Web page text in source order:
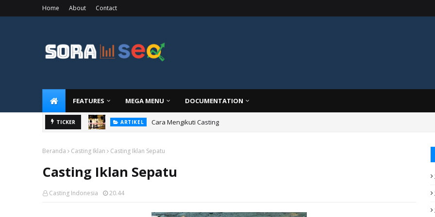
Home About Contact
FEATURES MEGA MENU DOCUMENTATION
TICKER ARTIKEL Cara Mengikuti Casting
Beranda Casting Iklan Casting Iklan Sepatu
Casting Iklan Sepatu
Casting Indonesia 20.44